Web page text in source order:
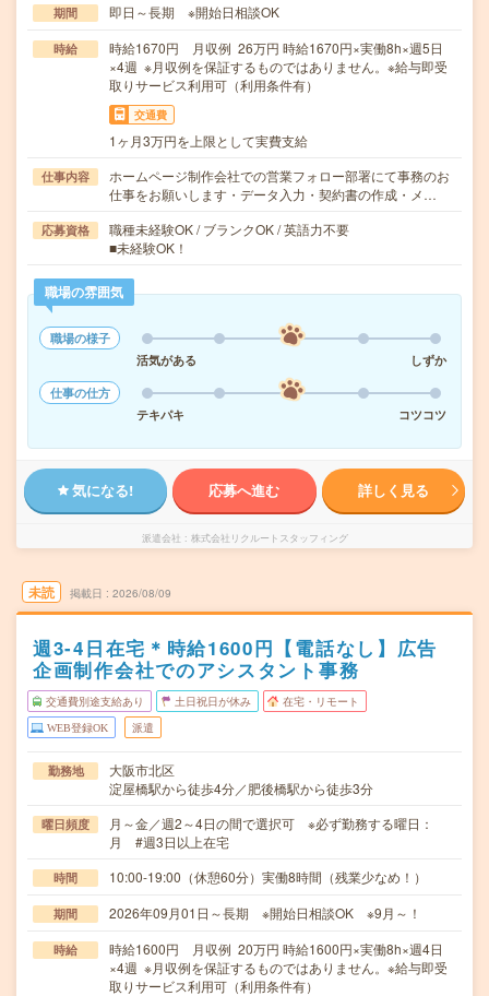
期間 即日～長期 ※開始日相談OK
時給
時給1670円 月収例 26万円 時給1670円×実働8h×週5日
×4週 ※月収例を保証するものではありません。※給与即受
取りサービス利用可（利用条件有）
交通費
1ヶ月3万円を上限として実費支給
仕事内容
ホームページ制作会社での営業フォロー部署にて事務のお
仕事をお願いします・データ入力・契約書の作成・メ…
応募資格
職種未経験OK / ブランクOK / 英語力不要
■未経験OK！
職場の雰囲気
職場の様子
活気がある
しずか
仕事の仕方
テキパキ
コツコツ
気になる! 応募へ進む 詳しく見る
派遣会社 株式会社リクルートスタッフィング
未読 掲載日 2026/08/09
週3-4日在宅＊時給1600円【電話なし】広告
企画制作会社でのアシスタント事務
交通費別途支給あり 土日祝日が休み 在宅・リモート
WEB登録OK 派遣
勤務地
大阪市北区
淀屋橋駅から徒歩4分／肥後橋駅から徒歩3分
曜日頻度
月～金／週2～4日の間で選択可 ※必ず勤務する曜日：
月 #週3日以上在宅
時間 10:00-19:00（休憩60分）実働8時間（残業少なめ！）
期間 2026年09月01日～長期 ※開始日相談OK ※9月～！
時給
時給1600円 月収例 20万円 時給1600円×実働8h×週4日
×4週 ※月収例を保証するものではありません。※給与即受
取りサービス利用可（利用条件有）